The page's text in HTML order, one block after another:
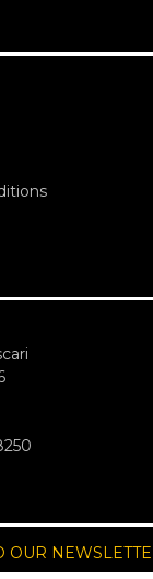
OUR